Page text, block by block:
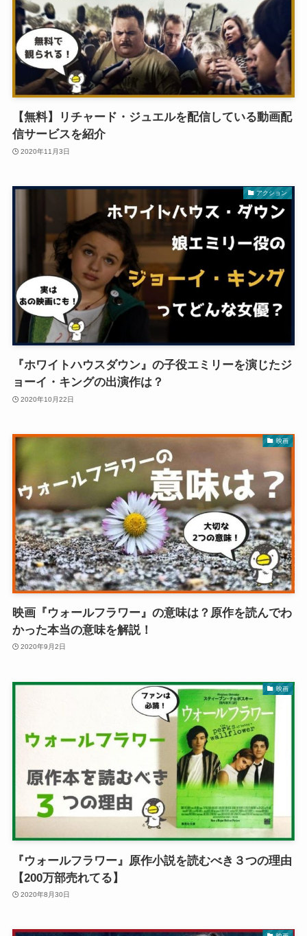
【無料】リチャード・ジュエルを配信している動画配
信サービスを紹介
2020年11月3日
アクション
『ホワイトハウスダウン』の子役エミリーを演じたジ
ョーイ・キングの出演作は？
2020年10月22日
映画
映画『ウォールフラワー』の意味は？原作を読んでわ
かった本当の意味を解説！
2020年9月2日
映画
『ウォールフラワー』原作小説を読むべき３つの理由
【200万部売れてる】
2020年8月30日